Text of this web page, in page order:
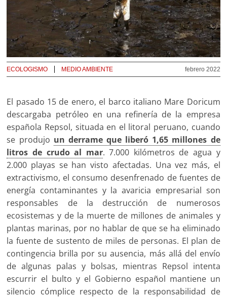
febrero 2022
ECOLOGISMO MEDIO AMBIENTE
El pasado 15 de enero, el barco italiano Mare Doricum
descargaba petróleo en una refinería de la empresa
española Repsol, situada en el litoral peruano, cuando
se produjo un derrame que liberó 1,65 millones de
litros de crudo al mar. 7.000 kilómetros de agua y
2.000 playas se han visto afectadas. Una vez más, el
extractivismo, el consumo desenfrenado de fuentes de
energía contaminantes y la avaricia empresarial son
responsables de la destrucción de numerosos
ecosistemas y de la muerte de millones de animales y
plantas marinas, por no hablar de que se ha eliminado
la fuente de sustento de miles de personas. El plan de
contingencia brilla por su ausencia, más allá del envío
de algunas palas y bolsas, mientras Repsol intenta
escurrir el bulto y el Gobierno español mantiene un
silencio cómplice respecto de la responsabilidad de